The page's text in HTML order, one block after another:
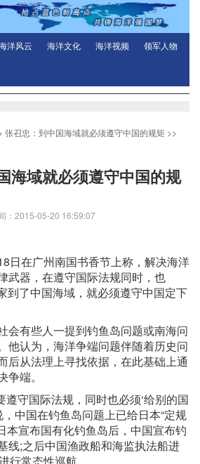
洋风云 海洋文化 海洋视频 领军人物
张召忠：到中国海域就必须遵守中国的规矩 >>
海域就必须遵守中国的规
2015-05-20 16:59:07
日在广州南国书香节上称，解决海洋
武器，在遵守国际法规同时，也
到了中国海域，就必须遵守中国定下
会有些人一提到钓鱼岛问题或南海问
他认为，海洋争端问题伴随着历史问
后从法理上寻找依据，在此基础上通
端。
遵守国际法规，同时也必须‘给别的国
，中国在钓鱼岛问题上已给日本“定规
本宣布国有化钓鱼岛后，中国宣布钓
线;之后中国渔政船和海监执法船进